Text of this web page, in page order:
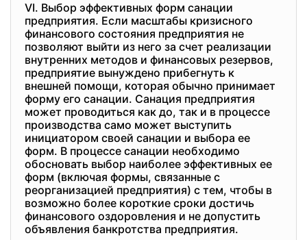
VI. Выбор эффективных форм санации
предприятия. Если масштабы кризисного
финансового состояния предприятия не
позволяют выйти из него за счет реализации
внутренних методов и финансовых резервов,
предприятие вынуждено прибегнуть к
внешней помощи, которая обычно принимает
форму его санации. Санация предприятия
может проводиться как до, так и в процессе
производства само может выступить
инициатором своей санации и выбора ее
форм. В процессе санации необходимо
обосновать выбор наиболее эффективных ее
форм (включая формы, связанные с
реорганизацией предприятия) с тем, чтобы в
возможно более короткие сроки достичь
финансового оздоровления и не допустить
объявления банкротства предприятия.